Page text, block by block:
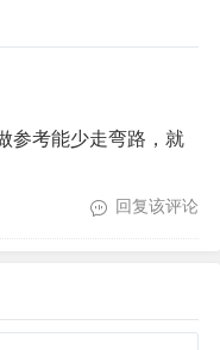
参考能少走弯路，就
回复该评论